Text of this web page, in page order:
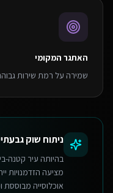
האתגר המקומי
שמירה על רמת שירות
ניתוח שוק
בהיותה עיר קטנה-
אוכלוסייה